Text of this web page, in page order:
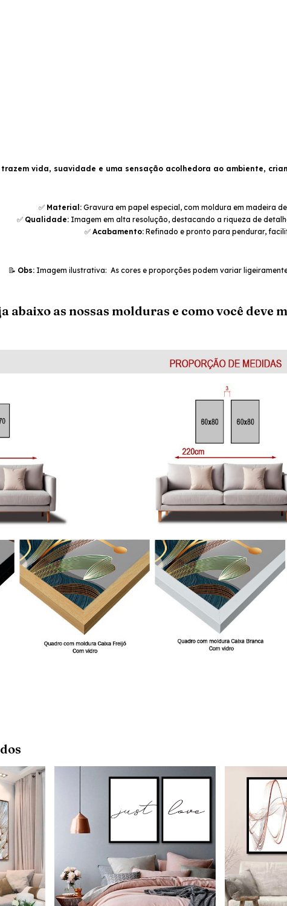
trazem vida, suavidade e uma sensação acolhedora ao ambiente,
✅ Material:Gravura em papel especial, com moldura em madeira
✅ Qualidade:Imagem em alta resolução, destacando a riqueza de
✅ Acabamento:Refinado e pronto para pendurar,
📝 Obs:Imagem ilustrativa: As cores e proporções podem variar
abaixo as nossas molduras e como você deve